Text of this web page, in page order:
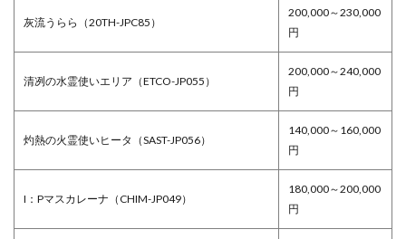
灰流うらら（20TH-JPC85）
200,000～230,000
円
清冽の水霊使いエリア（ETCO-JP055）
200,000～240,000
円
灼熱の火霊使いヒータ（SAST-JP056）
140,000～160,000
円
I：Pマスカレーナ（CHIM-JP049）
180,000～200,000
円